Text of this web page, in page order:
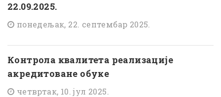
22.09.2025.
понедељак, 22. септембар 2025.
Контрола квалитета реализације
акредитоване обуке
четвртак, 10. јул 2025.